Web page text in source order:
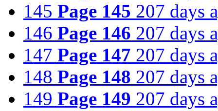
145 Page 145 207 days
146 Page 146 207 days
147 Page 147 207 days
148 Page 148 207 days
149 Page 149 207 days